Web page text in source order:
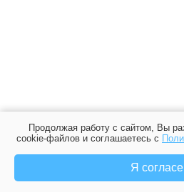
Продолжая работу с сайтом, Вы
cookie-файлов и соглашаетесь с
Я